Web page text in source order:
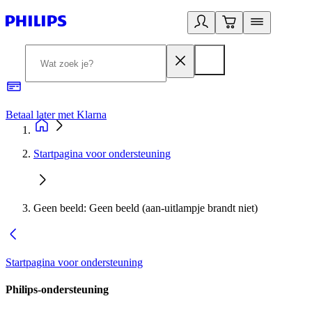
Betaal later met Klarna
Startpagina voor ondersteuning
Geen beeld: Geen beeld (aan-uitlampje brandt niet)
Startpagina voor ondersteuning
Philips-ondersteuning